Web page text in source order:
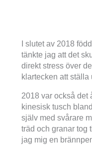
I slutet av 2018
tänkte jag att det
direkt stress över
klartecken att
2018 var också det
kinesisk tusch
själv med svårare
träd och granar tog
jag mig en